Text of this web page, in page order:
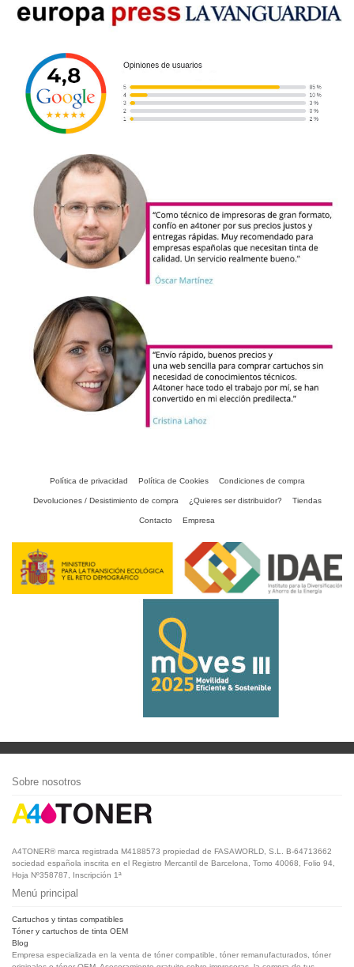
Política de privacidad Política de Cookies Condiciones de compra
Devoluciones / Desistimiento de compra ¿Quieres ser distribuidor? Tiendas
Contacto Empresa
Sobre nosotros
A4TONER® marca registrada M4188573 propiedad de FASAWORLD, S.L. B-64713662
sociedad española inscrita en el Registro Mercantil de Barcelona, Tomo 40068, Folio 94,
Hoja Nº358787, Inscripción 1ª
Menú principal
Cartuchos y tintas compatibles
Tóner y cartuchos de tinta OEM
Blog
Empresa especializada en la venta de tóner compatible, tóner remanufacturados, tóner